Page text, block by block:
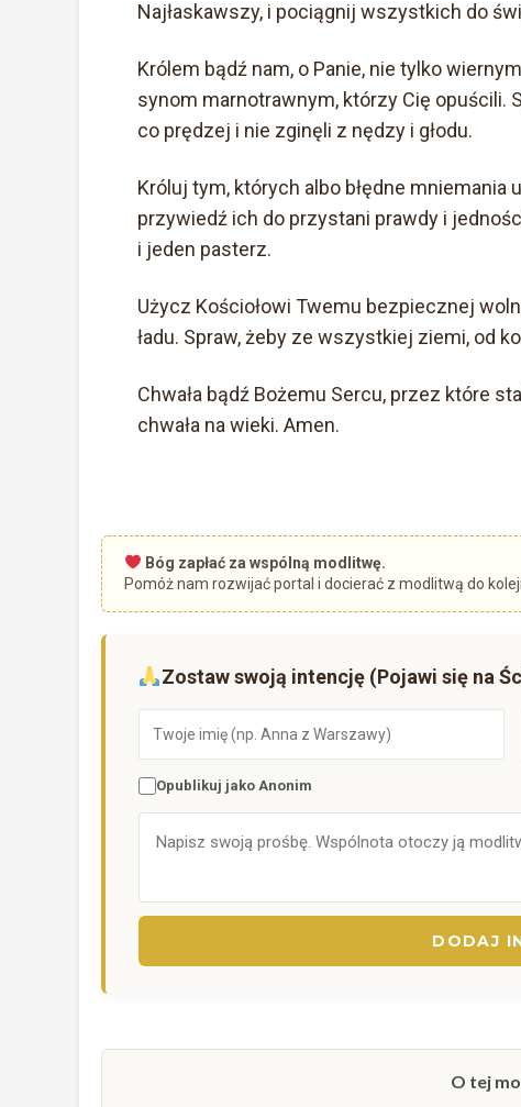
Najłaskawszy, i pociągnij wszystkich do
Królem bądź nam, o Panie, nie tylko
synom marnotrawnym, którzy Cię opuścili.
co prędzej i nie zginęli z nędzy i głodu.
Króluj tym, których albo błędne mniemania
przywiedź ich do przystani prawdy i
i jeden pasterz.
Użycz Kościołowi Twemu bezpiecznej
ładu. Spraw, żeby ze wszystkiej ziemi, od
Chwała bądź Bożemu Sercu, przez które
chwała na wieki. Amen.
Bóg zapłać za wspólną modlitwę.
Pomóż nam rozwijać portal i docierać z modlitwą do
Zostaw swoją intencję (Pojawi się na
Opublikuj jako Anonim
DODAJ
O tej